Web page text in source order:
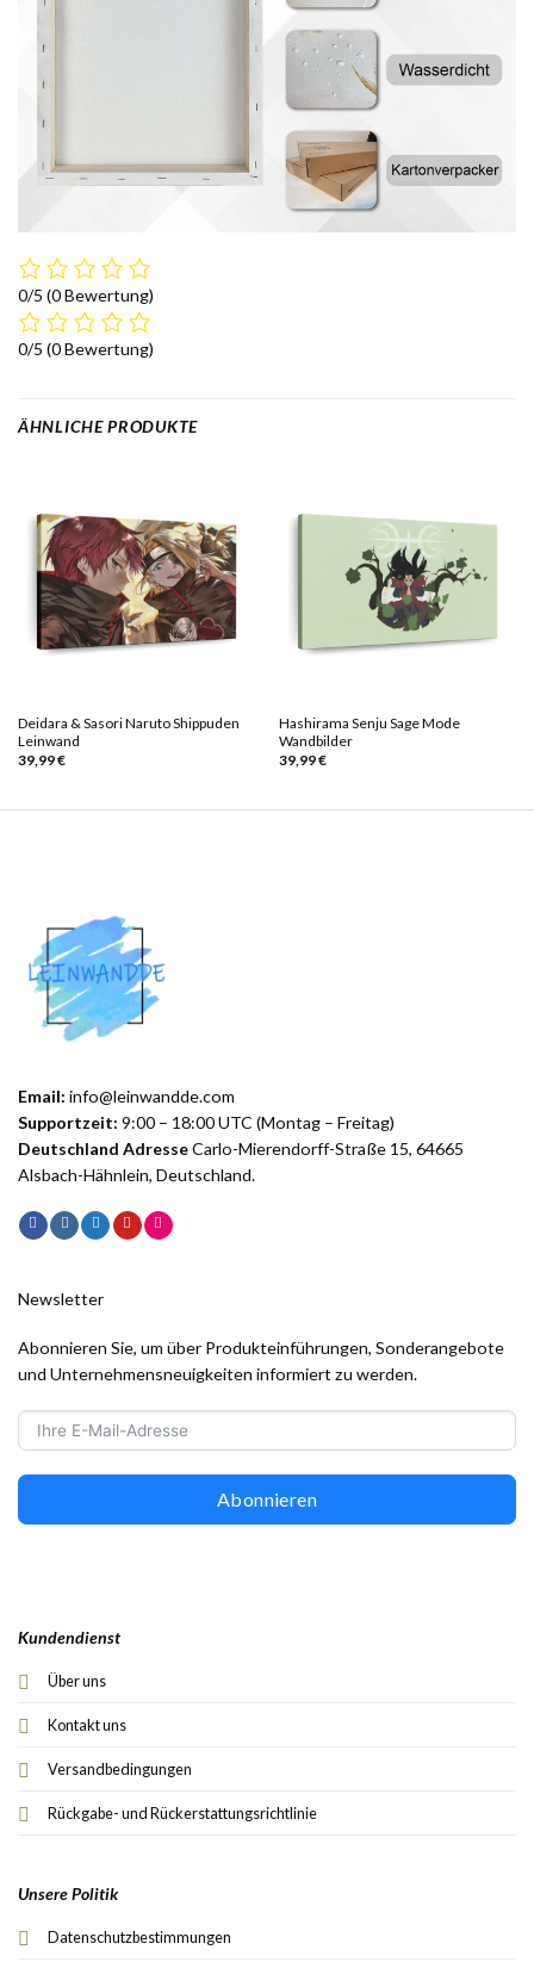
0/5 (0 Bewertung)
0/5 (0 Bewertung)
ÄHNLICHE PRODUKTE
Deidara & Sasori Naruto Shippuden
Leinwand
39,99€
Hashirama Senju Sage Mode
Wandbilder
39,99€
Email: info@leinwandde.com
Supportzeit: 9:00 – 18:00 UTC (Montag – Freitag)
Deutschland AdresseCarlo-Mierendorff-Straße 15, 64665
Alsbach-Hähnlein, Deutschland.
Kundendienst
Über uns
Kontakt uns
Versandbedingungen
Rückgabe- und Rückerstattungsrichtlinie
Unsere Politik
Datenschutzbestimmungen
Newsletter
Abonnieren Sie, um über Produkteinführungen, Sonderangebote
und Unternehmensneuigkeiten informiert zu werden.
Abonnieren